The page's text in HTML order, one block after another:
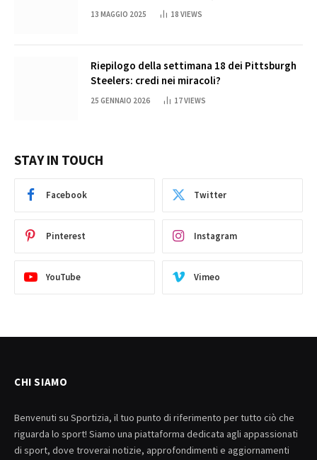
13 MAGGIO 2025 18 VIEWS
Riepilogo della settimana 18 dei Pittsburgh
Steelers: credi nei miracoli?
25 GENNAIO 2026 17VIEWS
STAY IN TOUCH
Facebook Twitter
Pinterest Instagram
YouTube Vimeo
CHI SIAMO
Benvenuti su Sportizia, il tuo punto di riferimento per tutto ciò che
riguarda lo sport! Siamo una piattaforma dedicata agli appassionati
di sport, dove troverai notizie, approfondimenti e aggiornamenti